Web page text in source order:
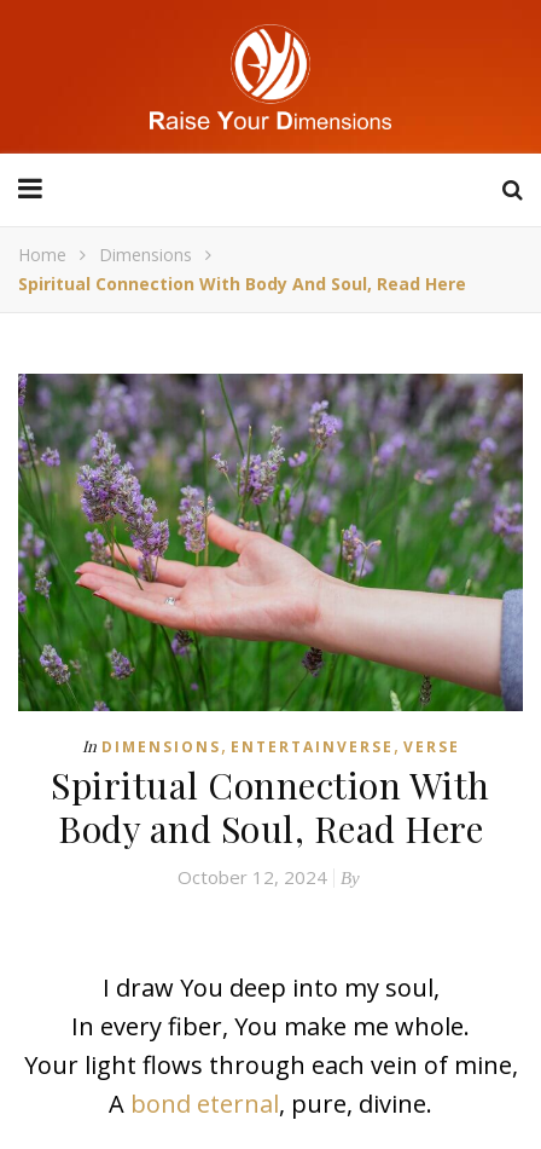
Home
Dimensions
Spiritual Connection With Body And Soul, Read Here
In DIMENSIONS, ENTERTAINVERSE , VERSE
Spiritual Connection With
Body and Soul, Read Here
October 12, 2024 By
I draw You deep into my soul,
In every fiber, You make me whole.
Your light flows through each vein of mine,
A bond eternal, pure, divine.